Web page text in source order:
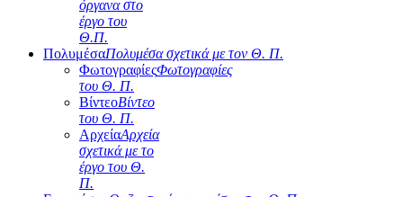
όργανα στο
έργο του
Θ.Π.
ΠολυμέσαΠολυμέσα σχετικά με τον Θ. Π.
ΦωτογραφίεςΦωτογραφίες
του Θ. Π.
ΒίντεοΒίντεο
του Θ. Π.
ΑρχείαΑρχεία
σχετικά με το
έργο του Θ.
Π.